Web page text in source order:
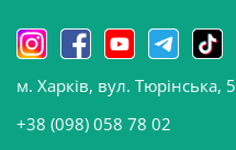
н
о
в
и
м. Харків, вул. Тюрінська, 5
+38 (098) 058 78 02